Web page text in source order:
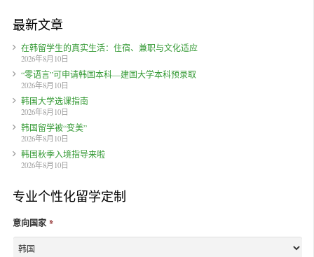
最新文章
在韩留学生的真实生活：住宿、兼职与文化适应
2026年8月10日
“零语言”可申请韩国本科—建国大学本科预录取
2026年8月10日
韩国大学选课指南
2026年8月10日
韩国留学被“变美”
2026年8月10日
韩国秋季入境指导来啦
2026年8月10日
专业个性化留学定制
意向国家 *